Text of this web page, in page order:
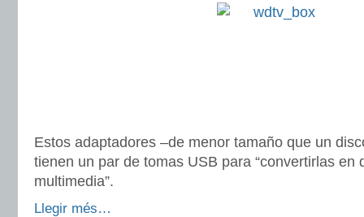
Estos adaptadores –de menor tamaño que un
tienen un par de tomas USB para “convertirlas en
multimedia”.
Llegir més…